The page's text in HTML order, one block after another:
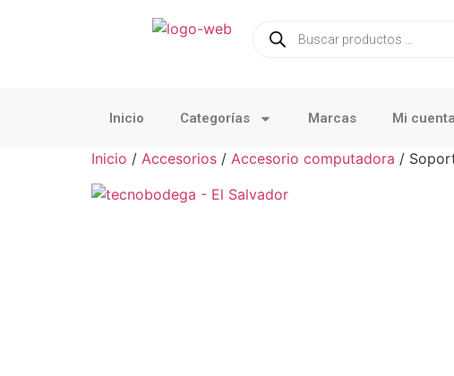
Inicio Categorías Marcas Mi cuenta
Inicio / Accesorios / Accesorio computadora /